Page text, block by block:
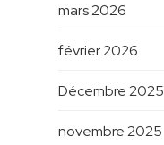
mars 2026
février 2026
Décembre 2025
novembre 2025